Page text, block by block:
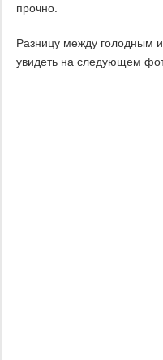
прочно.
Разницу между голодным
увидеть на следующем